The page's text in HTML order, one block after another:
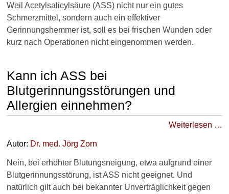
Weil Acetylsalicylsäure (ASS) nicht nur ein gutes
Schmerzmittel, sondern auch ein effektiver
Gerinnungshemmer ist, soll es bei frischen Wunden oder
kurz nach Operationen nicht eingenommen werden.
Kann ich ASS bei
Blutgerinnungsstörungen und
Allergien einnehmen?
Weiterlesen …
Autor: Dr. med. Jörg Zorn
Nein, bei erhöhter Blutungsneigung, etwa aufgrund einer
Blutgerinnungsstörung, ist ASS nicht geeignet. Und
natürlich gilt auch bei bekannter Unverträglichkeit gegen